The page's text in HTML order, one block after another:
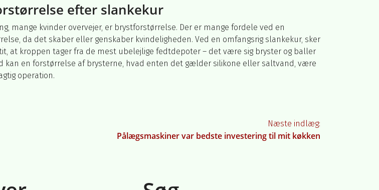
efter slankekur
mange kvinder overvejer, er brystforstørrelse. Der er mange fordele ved en
da det skaber eller genskaber kvindeligheden. Ved en omfangsrig slankekur, sker
at kroppen tager fra de mest ubelejlige fedtdepoter – det være sig bryster og baller
kan en forstørrelse af brysterne, hvad enten det gælder silikone eller saltvand, være
operation.
Næste indlæg:
Pålægsmaskiner var bedste investering til mit køkken